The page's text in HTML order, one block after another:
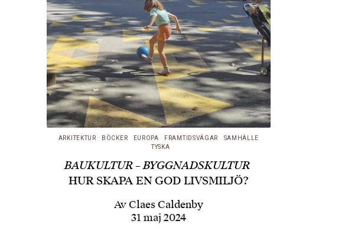
ARKITEKTUR BÖCKER EUROPA FRAMTIDSVÄGAR
SAMHÄLLE
TYSKA
BAUKULTUR – BYGGNADSKULTUR
HUR SKAPA EN GOD LIVSMILJÖ?
AvClaes Caldenby
31 maj 2024